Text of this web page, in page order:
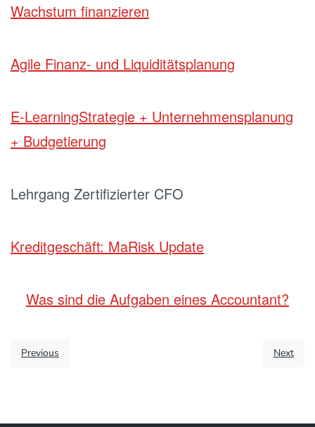
Wachstum finanzieren
Agile Finanz- und Liquiditätsplanung
E-LearningStrategie + Unternehmensplanung
+ Budgetierung
Lehrgang Zertifizierter CFO
Kreditgeschäft: MaRisk Update
Was sind die Aufgaben eines Accountant?
Previous Next